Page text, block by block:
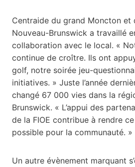
Centraide du grand Moncton et
Nouveau-Brunswick a travaillé
collaboration avec le local. «
continue de croître. Ils ont
golf, notre soirée jeu-
initiatives. » Juste l’année
changé 67 000 vies dans la
Brunswick. « L’appui des
de la FIOE contribue à rendre
possible pour la communauté. »
Un autre évènement marquant